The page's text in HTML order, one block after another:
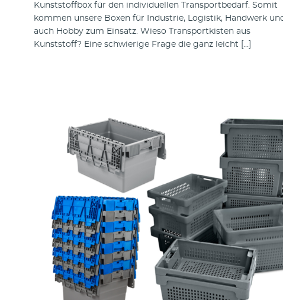
Kunststoffbox für den individuellen Transportbedarf. Somit
kommen unsere Boxen für Industrie, Logistik, Handwerk
auch Hobby zum Einsatz. Wieso Transportkisten aus
Kunststoff? Eine schwierige Frage die ganz leicht […]